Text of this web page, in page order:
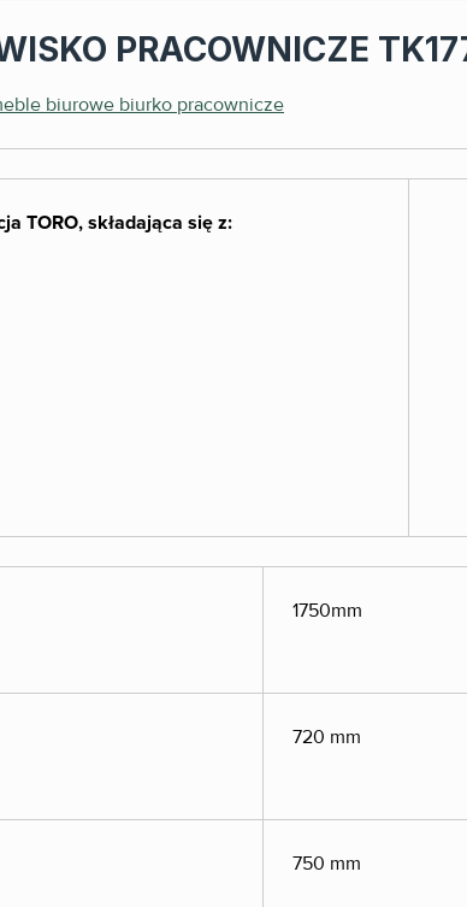
PRACOWNICZE
TORO, składająca się z:
1750mm
720 mm
750 mm